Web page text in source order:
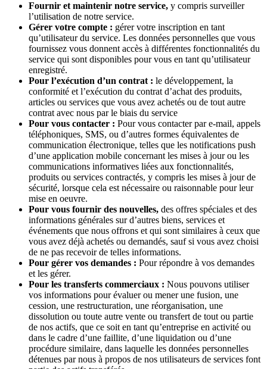
Fournir et maintenir notre service, y compris surveiller
l’utilisation de notre service.
Gérer votre compte : gérer votre inscription en tant
qu’utilisateur du service. Les données personnelles que vous
fournissez vous donnent accès à différentes fonctionnalités du
service qui sont disponibles pour vous en tant qu’utilisateur
enregistré.
Pour l’exécution d’un contrat : le développement, la
conformité et l’exécution du contrat d’achat des produits,
articles ou services que vous avez achetés ou de tout autre
contrat avec nous par le biais du service
Pour vous contacter : Pour vous contacter par e-mail, appels
téléphoniques, SMS, ou d’autres formes équivalentes de
communication électronique, telles que les notifications push
d’une application mobile concernant les mises à jour ou les
communications informatives liées aux fonctionnalités,
produits ou services contractés, y compris les mises à jour de
sécurité, lorsque cela est nécessaire ou raisonnable pour leur
mise en oeuvre.
Pour vous fournir des nouvelles, des offres spéciales et des
informations générales sur d’autres biens, services et
événements que nous offrons et qui sont similaires à ceux que
vous avez déjà achetés ou demandés, sauf si vous avez choisi
de ne pas recevoir de telles informations.
Pour gérer vos demandes : Pour répondre à vos demandes
et les gérer.
Pour les transferts commerciaux : Nous pouvons utiliser
vos informations pour évaluer ou mener une fusion, une
cession, une restructuration, une réorganisation, une
dissolution ou toute autre vente ou transfert de tout ou partie
de nos actifs, que ce soit en tant qu’entreprise en activité ou
dans le cadre d’une faillite, d’une liquidation ou d’une
procédure similaire, dans laquelle les données personnelles
détenues par nous à propos de nos utilisateurs de services font